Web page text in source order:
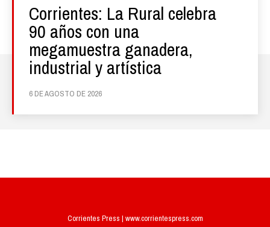
Corrientes: La Rural celebra
90 años con una
megamuestra ganadera,
industrial y artística
6 DE AGOSTO DE 2026
Corrientes Press | www.corrientespress.com